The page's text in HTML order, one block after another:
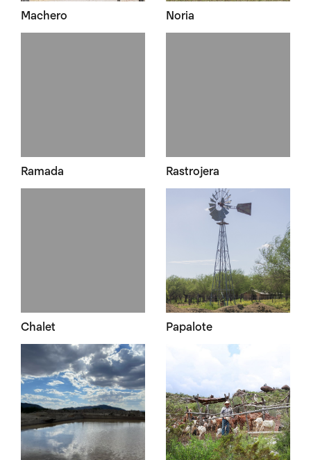
Machero Noria
Ramada Rastrojera
Chalet Papalote